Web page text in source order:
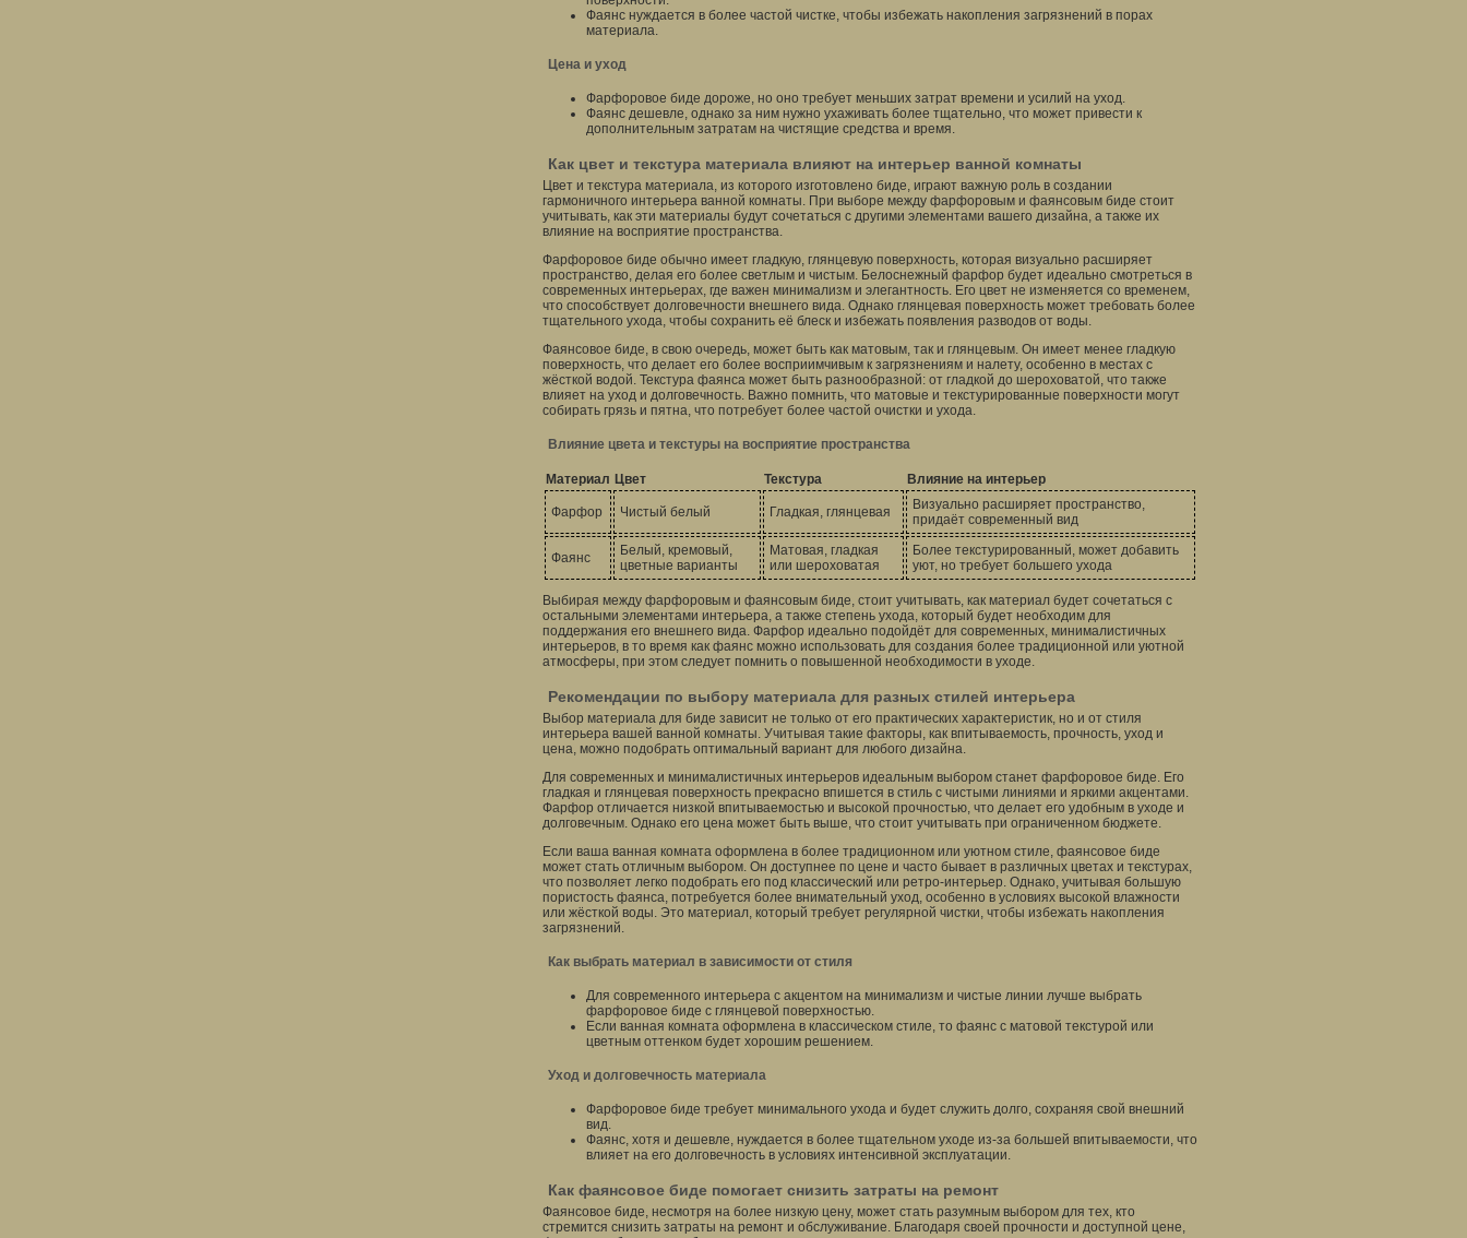
Фаянс нуждается в более частой чистке, чтобы избежать накопления загрязнений в порах
материала.
Цена и уход
Фарфоровое биде дороже, но оно требует меньших затрат времени и усилий на уход.
Фаянс дешевле, однако за ним нужно ухаживать более тщательно, что может привести к
дополнительным затратам на чистящие средства и время.
Как цвет и текстура материала влияют на интерьер ванной комнаты
Цвет и текстура материала, из которого изготовлено биде, играют важную роль в создании
гармоничного интерьера ванной комнаты. При выборе между фарфоровым и фаянсовым биде стоит
учитывать, как эти материалы будут сочетаться с другими элементами вашего дизайна, а также их
влияние на восприятие пространства.
Фарфоровое биде обычно имеет гладкую, глянцевую поверхность, которая визуально расширяет
пространство, делая его более светлым и чистым. Белоснежный фарфор будет идеально смотреться в
современных интерьерах, где важен минимализм и элегантность. Его цвет не изменяется со временем,
что способствует долговечности внешнего вида. Однако глянцевая поверхность может требовать более
тщательного ухода, чтобы сохранить её блеск и избежать появления разводов от воды.
Фаянсовое биде, в свою очередь, может быть как матовым, так и глянцевым. Он имеет менее гладкую
поверхность, что делает его более восприимчивым к загрязнениям и налету, особенно в местах с
жёсткой водой. Текстура фаянса может быть разнообразной: от гладкой до шероховатой, что также
влияет на уход и долговечность. Важно помнить, что матовые и текстурированные поверхности могут
собирать грязь и пятна, что потребует более частой очистки и ухода.
Влияние цвета и текстуры на восприятие пространства
Материал Цвет Текстура Влияние на интерьер
Фарфор Чистый белый Гладкая, глянцевая
Визуально расширяет пространство,
придаёт современный вид
Фаянс
Белый, кремовый,
цветные варианты
Матовая, гладкая
или шероховатая
Более текстурированный, может добавить
уют, но требует большего ухода
Выбирая между фарфоровым и фаянсовым биде, стоит учитывать, как материал будет сочетаться с
остальными элементами интерьера, а также степень ухода, который будет необходим для
поддержания его внешнего вида. Фарфор идеально подойдёт для современных, минималистичных
интерьеров, в то время как фаянс можно использовать для создания более традиционной или уютной
атмосферы, при этом следует помнить о повышенной необходимости в уходе.
Рекомендации по выбору материала для разных стилей интерьера
Выбор материала для биде зависит не только от его практических характеристик, но и от стиля
интерьера вашей ванной комнаты. Учитывая такие факторы, как впитываемость, прочность, уход и
цена, можно подобрать оптимальный вариант для любого дизайна.
Для современных и минималистичных интерьеров идеальным выбором станет фарфоровое биде. Его
гладкая и глянцевая поверхность прекрасно впишется в стиль с чистыми линиями и яркими акцентами.
Фарфор отличается низкой впитываемостью и высокой прочностью, что делает его удобным в уходе и
долговечным. Однако его цена может быть выше, что стоит учитывать при ограниченном бюджете.
Если ваша ванная комната оформлена в более традиционном или уютном стиле, фаянсовое биде
может стать отличным выбором. Он доступнее по цене и часто бывает в различных цветах и текстурах,
что позволяет легко подобрать его под классический или ретро-интерьер. Однако, учитывая большую
пористость фаянса, потребуется более внимательный уход, особенно в условиях высокой влажности
или жёсткой воды. Это материал, который требует регулярной чистки, чтобы избежать накопления
загрязнений.
Как выбрать материал в зависимости от стиля
Для современного интерьера с акцентом на минимализм и чистые линии лучше выбрать
фарфоровое биде с глянцевой поверхностью.
Если ванная комната оформлена в классическом стиле, то фаянс с матовой текстурой или
цветным оттенком будет хорошим решением.
Уход и долговечность материала
Фарфоровое биде требует минимального ухода и будет служить долго, сохраняя свой внешний
вид.
Фаянс, хотя и дешевле, нуждается в более тщательном уходе из-за большей впитываемости, что
влияет на его долговечность в условиях интенсивной эксплуатации.
Как фаянсовое биде помогает снизить затраты на ремонт
Фаянсовое биде, несмотря на более низкую цену, может стать разумным выбором для тех, кто
стремится снизить затраты на ремонт и обслуживание. Благодаря своей прочности и доступной цене,